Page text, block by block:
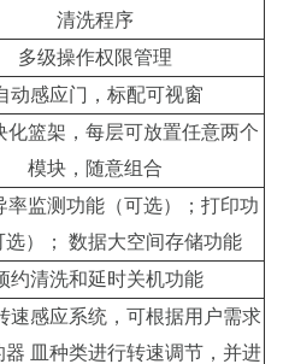
清洗程序
多级操作权限管理
动感应门，标配可视窗
化篮架，每层可放置任意两个
模块，随意组合
率监测功能（可选）；打印功
选）； 数据大空间存储功能
约清洗和延时关机功能
速感应系统，可根据用户需求
器 皿种类进行转速调节，并进